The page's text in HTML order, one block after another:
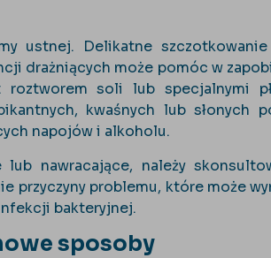
ustnej. Delikatne
drażniących może pomóc w
soli lub specjalnymi
kwaśnych lub słonych
napojów i alkoholu.
nawracające, należy
przyczyny problemu, które może
bakteryjnej.
sposoby